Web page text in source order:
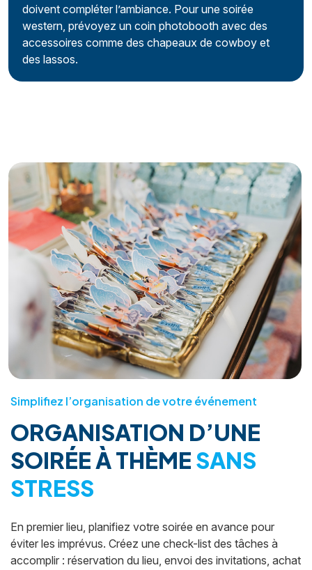
doivent compléter l’ambiance. Pour une soirée
western, prévoyez un coin photobooth avec des
accessoires comme des chapeaux de cowboy et
des lassos.
Simplifiez l’organisation de votre événement
ORGANISATION D’UNE
SOIRÉE À THÈME SANS
STRESS
En premier lieu, planifiez votre soirée en avance pour
éviter les imprévus. Créez une check-list des tâches à
accomplir : réservation du lieu, envoi des invitations, achat